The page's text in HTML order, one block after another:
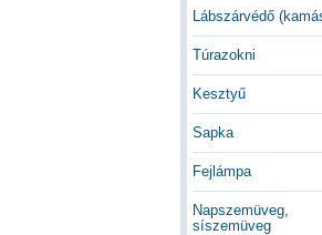
Lábszárvédő
Túrazokni
Kesztyű
Sapka
Fejlámpa
Napszemüveg,
síszemüveg